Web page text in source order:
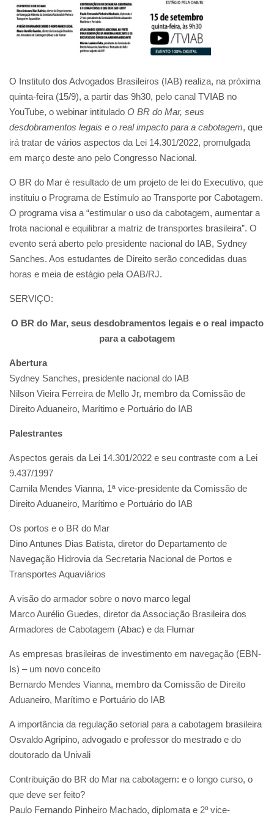
O Instituto dos Advogados Brasileiros (IAB) realiza, na próxima
quinta-feira (15/9), a partir das 9h30, pelo canal TVIAB no
YouTube, o webinar intitulado O BR do Mar, seus
desdobramentos legais e o real impacto para a cabotagem, que
irá tratar de vários aspectos da Lei 14.301/2022, promulgada
em março deste ano pelo Congresso Nacional.
O BR do Mar é resultado de um projeto de lei do Executivo, que
instituiu o Programa de Estímulo ao Transporte por Cabotagem.
O programa visa a “estimular o uso da cabotagem, aumentar a
frota nacional e equilibrar a matriz de transportes brasileira”. O
evento será aberto pelo presidente nacional do IAB, Sydney
Sanches. Aos estudantes de Direito serão concedidas duas
horas e meia de estágio pela OAB/RJ.
SERVIÇO:
O BR do Mar, seus desdobramentos legais e o real impacto
para a cabotagem
Abertura
Sydney Sanches, presidente nacional do IAB
Nilson Vieira Ferreira de Mello Jr, membro da Comissão de
Direito Aduaneiro, Marítimo e Portuário do IAB
Palestrantes
Aspectos gerais da Lei 14.301/2022 e seu contraste com a Lei
9.437/1997
Camila Mendes Vianna, 1ª vice-presidente da Comissão de
Direito Aduaneiro, Marítimo e Portuário do IAB
Os portos e o BR do Mar
Dino Antunes Dias Batista, diretor do Departamento de
Navegação Hidrovia da Secretaria Nacional de Portos e
Transportes Aquaviários
A visão do armador sobre o novo marco legal
Marco Aurélio Guedes, diretor da Associação Brasileira dos
Armadores de Cabotagem (Abac) e da Flumar
As empresas brasileiras de investimento em navegação (EBN-
Is) – um novo conceito
Bernardo Mendes Vianna, membro da Comissão de Direito
Aduaneiro, Marítimo e Portuário do IAB
A importância da regulação setorial para a cabotagem brasileira
Osvaldo Agripino, advogado e professor do mestrado e do
doutorado da Univali
Contribuição do BR do Mar na cabotagem: e o longo curso, o
que deve ser feito?
Paulo Fernando Pinheiro Machado, diplomata e 2º vice-